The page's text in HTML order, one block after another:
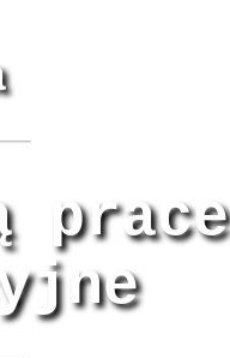
prace